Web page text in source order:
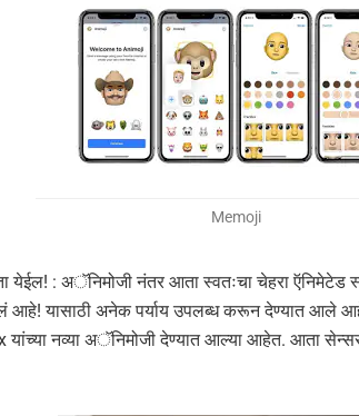
Memoji
येईल! : अॅनिमोजी नंतर आता स्वतःचा चेहरा
यासाठी अनेक पर्याय उपलब्ध करून देण्यात आले
नव्या अॅनिमोजी देण्यात आल्या आहेत. आता सेन्सर